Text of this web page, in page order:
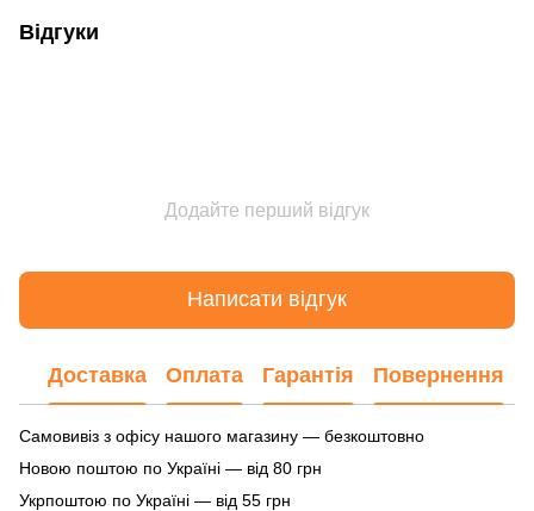
Відгуки
Додайте перший відгук
Написати відгук
Доставка Оплата Гарантія Повернення
Самовивіз з офісу нашого магазину — безкоштовно
Новою поштою по Україні — від 80 грн
Укрпоштою по Україні — від 55 грн